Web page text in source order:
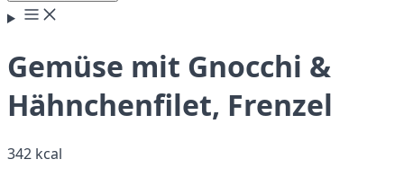
Gemüse mit Gnocchi &
Hähnchenfilet, Frenzel
342 kcal